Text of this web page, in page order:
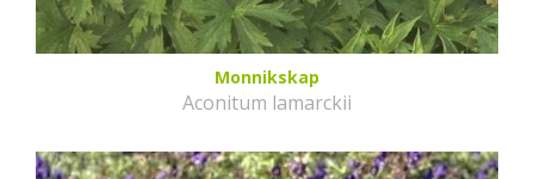
Monnikskap
Aconitum lamarckii